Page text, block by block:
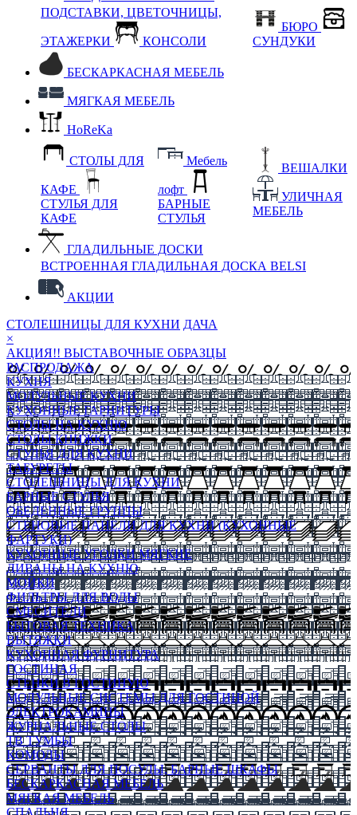
ПОДСТАВКИ, ЦВЕТОЧНИЦЫ,
ЭТАЖЕРКИ КОНСОЛИ
БЮРО
СУНДУКИ
БЕСКАРКАСНАЯ МЕБЕЛЬ
МЯГКАЯ МЕБЕЛЬ
HoReKa
СТОЛЫ ДЛЯ
КАФЕ
СТУЛЬЯ ДЛЯ
КАФЕ
Мебель
лофт
БАРНЫЕ
СТУЛЬЯ
ВЕШАЛКИ
УЛИЧНАЯ
МЕБЕЛЬ
ГЛАДИЛЬНЫЕ ДОСКИ
ВСТРОЕННАЯ ГЛАДИЛЬНАЯ ДОСКА BELSI
АКЦИИ
СТОЛЕШНИЦЫ ДЛЯ КУХНИ ДАЧА
×
АКЦИЯ!! ВЫСТАВОЧНЫЕ ОБРАЗЦЫ
РАСПРОДАЖА
КУХНЯ
МОДУЛЬНЫЕ КУХНИ
КУХОННЫЕ ГАРНИТУРЫ
СТОЛЫ НА КУХНЮ
СТОЛЫ КНИЖКИ
СТУЛЬЯ ДЛЯ КУХНИ
ТАБУРЕТЫ
СТОЛЕШНИЦЫ ДЛЯ КУХНИ
БАРНЫЕ СТУЛЬЯ
ОБЕДЕННЫЕ ГРУППЫ
СТЕНОВЫЕ ПАНЕЛИ ДЛЯ КУХНИ (КУХОННЫЕ
ФАРТУКИ)
КУХОННЫЕ УГОЛКИ МЯГКИЕ
ДИВАНЫ НА КУХНЮ
МОЙКИ
ФИЛЬТРЫ ДЛЯ ВОДЫ
СМЕСИТЕЛИ
БЫТОВАЯ ТЕХНИКА
ВЫТЯЖКИ
КУХОННАЯ ФУРНИТУРА
ГОСТИНАЯ
СТЕНКИ В ГОСТИНУЮ
МОДУЛЬНЫЕ СИСТЕМЫ ДЛЯ ГОСТИНОЙ
ЭЛЕКТРОКАМИНЫ
ЖУРНАЛЬНЫЕ СТОЛЫ
ТВ ТУМБЫ
КОМОДЫ
СЕРВАНТЫ ДЛЯ ПОСУДЫ, БАРНЫЕ ШКАФЫ
БЕСКАРКАСНАЯ МЕБЕЛЬ
МЯГКАЯ МЕБЕЛЬ